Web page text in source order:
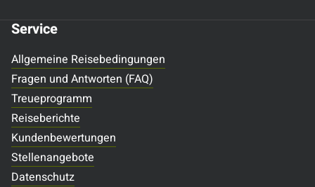
Service
Allgemeine Reisebedingungen
Fragen und Antworten (FAQ)
Treueprogramm
Reiseberichte
Kundenbewertungen
Stellenangebote
Datenschutz